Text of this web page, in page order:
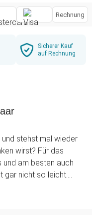
Rechnung
Sicherer Kauf
auf Rechnung
stehst mal wieder
wirst? Für das
am besten auch
gar nicht so leicht.